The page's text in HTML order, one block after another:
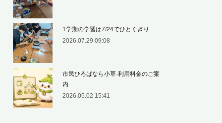
1学期の学習は7/24でひとくぎり
2026.07.29 09:08
市民ひろばなら小草‐利用料金のご案
内
2026.05.02 15:41